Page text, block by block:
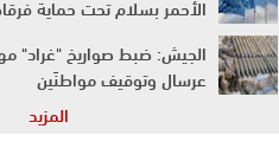
الأحمر بسلام تحت حماية
الجيش: ضبط صواريخ "غراد"
عرسال وتوقيف مواطنَين
"التايمز": امرأة إيطالية
المزيد